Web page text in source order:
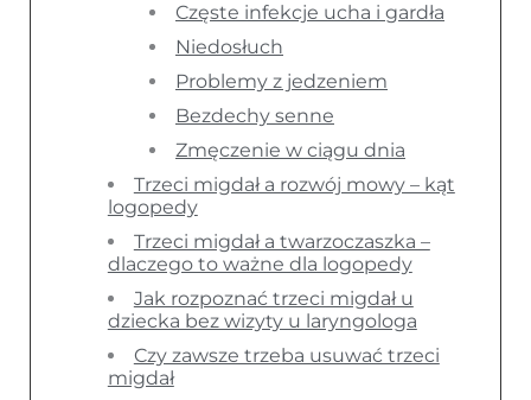
Częste infekcje ucha i gardła
Niedosłuch
Problemy z jedzeniem
Bezdechy senne
Zmęczenie w ciągu dnia
Trzeci migdał a rozwój mowy – kąt
logopedy
Trzeci migdał a twarzoczaszka –
dlaczego to ważne dla logopedy
Jak rozpoznać trzeci migdał u
dziecka bez wizyty u laryngologa
Czy zawsze trzeba usuwać trzeci
migdał